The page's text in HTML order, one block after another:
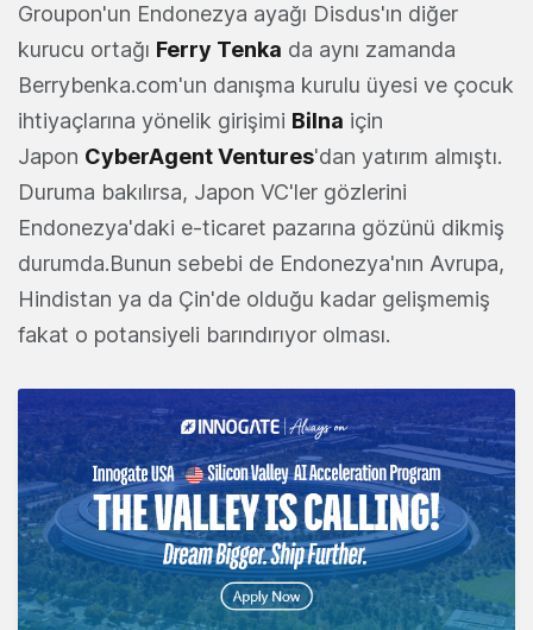
Groupon'un Endonezya ayağı Disdus'ın diğer
kurucu ortağı Ferry Tenka da aynı zamanda
Berrybenka.com'un danışma kurulu üyesi ve çocuk
ihtiyaçlarına yönelik girişimi Bilna için
Japon CyberAgent Ventures'dan yatırım almıştı.
Duruma bakılırsa, Japon VC'ler gözlerini
Endonezya'daki e-ticaret pazarına gözünü dikmiş
durumda.Bunun sebebi de Endonezya'nın Avrupa,
Hindistan ya da Çin'de olduğu kadar gelişmemiş
fakat o potansiyeli barındırıyor olması.